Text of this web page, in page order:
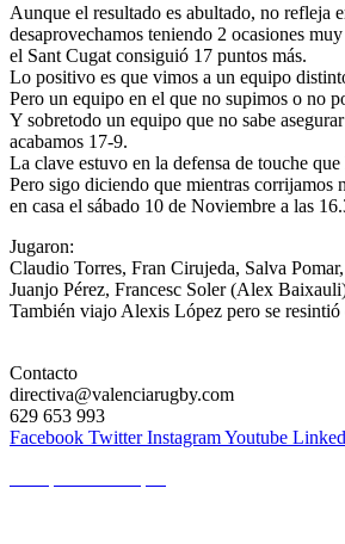
Aunque el resultado es abultado, no refleja
desaprovechamos teniendo 2 ocasiones
el Sant Cugat consiguió 17 puntos más.
Lo positivo es que vimos a un equipo
Pero un equipo en el que no supimos o no
Y sobretodo un equipo que no sabe
acabamos 17-9.
La clave estuvo en la defensa de touche
Pero sigo diciendo que mientras corrijamos
en casa el sábado 10 de Noviembre a las
Jugaron:
Claudio Torres, Fran Cirujeda, Salva
Juanjo Pérez, Francesc Soler (Alex
También viajo Alexis López pero se
Contacto
directiva@valenciarugby.com
629 653 993
Facebook Twitter InstagramYoutube